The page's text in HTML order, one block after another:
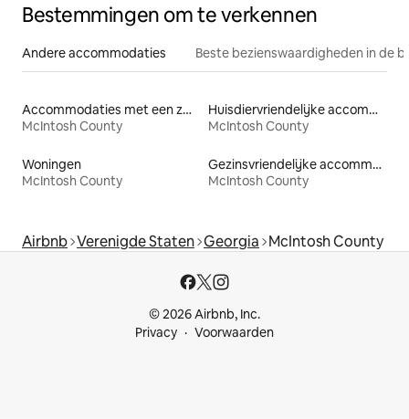
Bestemmingen om te verkennen
Andere accommodaties Beste bezienswaardigheden in de
Accommodaties met een zwembad
McIntosh County
Huisdiervriendelijke accommodaties
McIntosh County
Woningen
McIntosh County
Gezinsvriendelijke accommodaties
McIntosh County
Airbnb Verenigde Staten Georgia McIntosh County
© 2026 Airbnb, Inc.
Privacy
Voorwaarden